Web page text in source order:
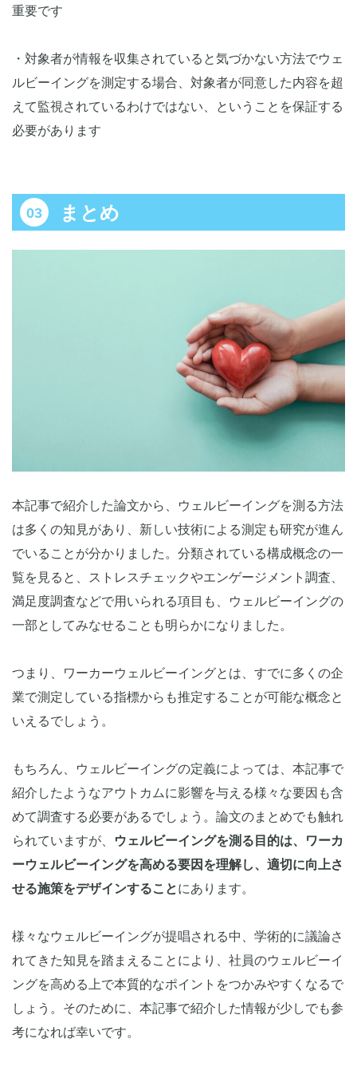
重要です
・対象者が情報を収集されていると気づかない方法でウェ
ルビーイングを測定する場合、対象者が同意した内容を超
えて監視されているわけではない、ということを保証する
必要があります
まとめ
本記事で紹介した論文から、ウェルビーイングを測る方法
は多くの知見があり、新しい技術による測定も研究が進ん
でいることが分かりました。分類されている構成概念の一
覧を見ると、ストレスチェックやエンゲージメント調査、
満足度調査などで用いられる項目も、ウェルビーイングの
一部としてみなせることも明らかになりました。
つまり、ワーカーウェルビーイングとは、すでに多くの企
業で測定している指標からも推定することが可能な概念と
いえるでしょう。
もちろん、ウェルビーイングの定義によっては、本記事で
紹介したようなアウトカムに影響を与える様々な要因も含
めて調査する必要があるでしょう。論文のまとめでも触れ
られていますが、
ウェルビーイングを測る目的は、ワーカ
ーウェルビーイングを高める要因を理解し、適切に向上さ
せる施策をデザインすることにあります。
様々なウェルビーイングが提唱される中、学術的に議論さ
れてきた知見を踏まえることにより、社員のウェルビーイ
ングを高める上で本質的なポイントをつかみやすくなるで
しょう。そのために、本記事で紹介した情報が少しでも参
考になれば幸いです。